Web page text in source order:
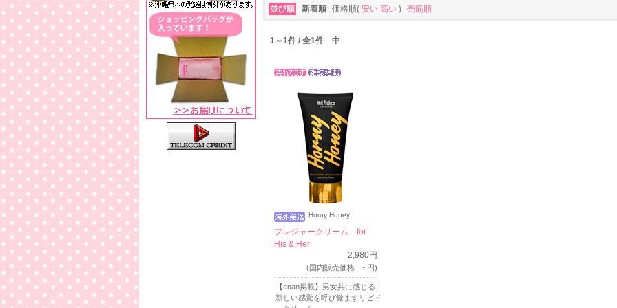
並び順 新着順 価格順( 安い 高い ) 売筋順
1～1件 / 全1件 中
Horny Honey
プレジャークリーム for
His & Her
2,980円
(国内販売価格 - 円)
【anan掲載】男女共に感じる！
新しい感覚を呼び覚ますリビド